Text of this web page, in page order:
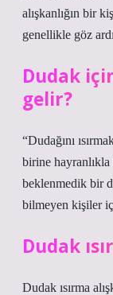
alışkanlığın bir
genellikle göz
Dudak
gelir?
“Dudağını
birine hayranlıkla
beklenmedik bir
bilmeyen kişiler
Dudak
Dudak ısırma